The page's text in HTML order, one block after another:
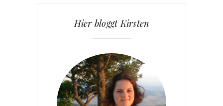
Hier bloggt Kirsten